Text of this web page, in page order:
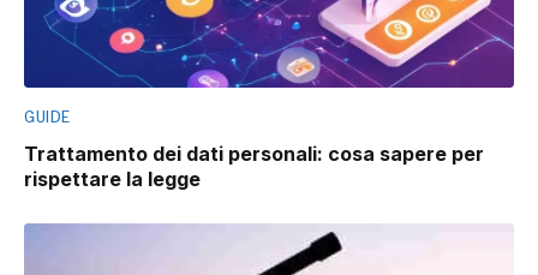
GUIDE
Trattamento dei dati personali: cosa sapere per
rispettare la legge